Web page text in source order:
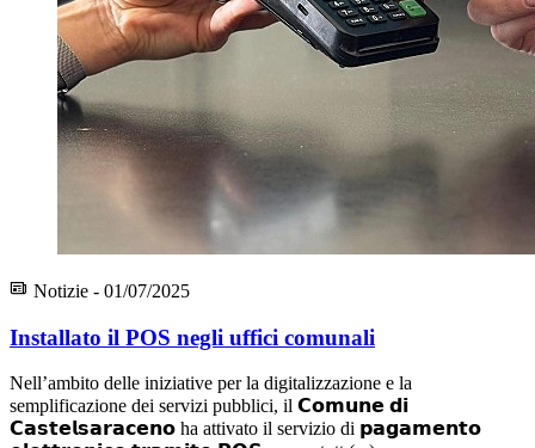
Notizie - 01/07/2025
Installato il POS negli uffici comunali
Nell’ambito delle iniziative per la digitalizzazione e la
semplificazione dei servizi pubblici, il 𝗖𝗼𝗺𝘂𝗻𝗲 𝗱𝗶
𝗖𝗮𝘀𝘁𝗲𝗹𝘀𝗮𝗿𝗮𝗰𝗲𝗻𝗼 ha attivato il servizio di 𝗽𝗮𝗴𝗮𝗺𝗲𝗻𝘁𝗼